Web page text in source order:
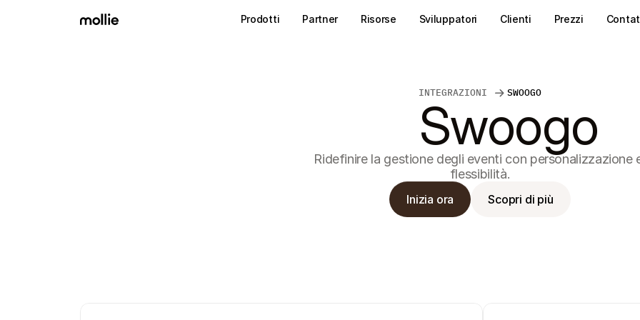
INTEGRAZIONI SWOOGO
Swoogo
Ridefinire la gestione degli eventi con personalizzazione
flessibilità.
Inizia ora Scopri di più
Prodotti Partner Risorse Sviluppatori Clienti Prezzi